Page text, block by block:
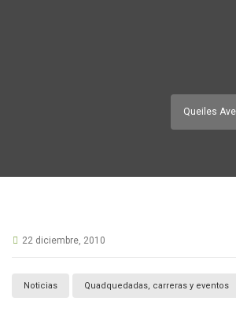
Queiles
22 diciembre, 2010
Noticias Quadquedadas, carreras y eventos